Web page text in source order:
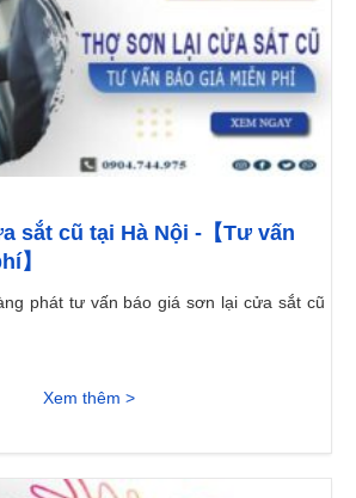
sắt cũ tại Hà Nội -【Tư vấn
】
phát tư vấn báo giá sơn lại cửa sắt cũ
Xem thêm >